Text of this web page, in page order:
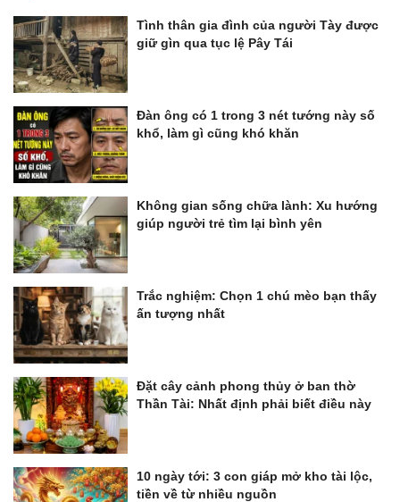
Tình thân gia đình của người Tày được
giữ gìn qua tục lệ Pây Tái
Đàn ông có 1 trong 3 nét tướng này số
khổ, làm gì cũng khó khăn
Không gian sống chữa lành: Xu hướng
giúp người trẻ tìm lại bình yên
Trắc nghiệm: Chọn 1 chú mèo bạn thấy
ấn tượng nhất
Đặt cây cảnh phong thủy ở ban thờ
Thần Tài: Nhất định phải biết điều này
10 ngày tới: 3 con giáp mở kho tài lộc,
tiền về từ nhiều nguồn